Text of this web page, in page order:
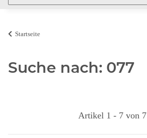
Startseite
Suche nach: 077
Artikel 1 - 7 von 7